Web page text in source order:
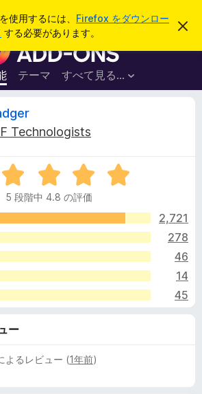
使用するには、 Firefox をダウンロー
する必要があります。
こ
を
F
i
r
e
x
ラ
ウ
ザ
ー
ド
オ
ン
テーマ すべて見る...
ログイン
Technologists
5 段階中 4.8 の評価
2,721
278
46
14
45
ー
よるレビュー (1年前)